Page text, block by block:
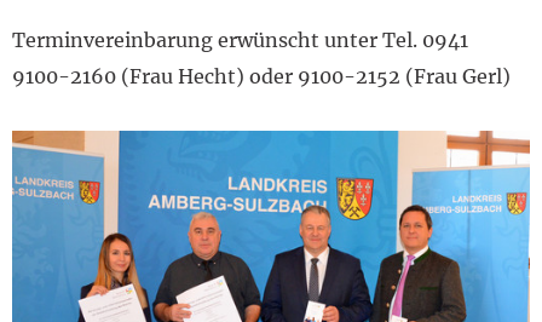
Terminvereinbarung erwünscht unter Tel. 0941
9100-2160 (Frau Hecht) oder 9100-2152 (Frau Gerl)